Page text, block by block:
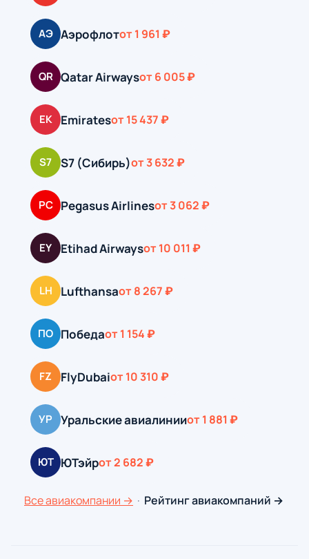
АЭ Аэрофлотот 1 961 ₽
QR Qatar Airwaysот 6 005 ₽
EK Emiratesот 15 437 ₽
S7 S7 (Сибирь)от 3 632 ₽
PC Pegasus Airlinesот 3 062 ₽
EY Etihad Airwaysот 10 011 ₽
LH Lufthansaот 8 267 ₽
ПО Победаот 1 154 ₽
FZ FlyDubaiот 10 310 ₽
УР Уральские авиалинииот 1 881 ₽
ЮТ ЮТэйрот 2 682 ₽
Все авиакомпании → · Рейтинг авиакомпаний →